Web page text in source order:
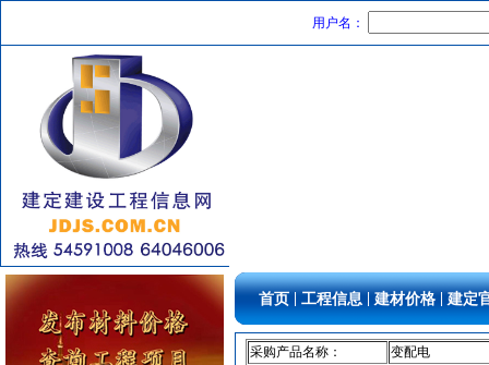
用户名：
照明灯具 [采购中]
变频给水设备 [采购中]
消火栓系统
[采购中]
油漆涂料 [采购中]
低压电器 [采购中]
[采购中]
给排水阀门 [采购中]
油漆涂料
[采购中]
强弱电设施 [采购中]
变配电 [采购中]
镀锌钢管
[采购中]
首页 工程信息 建材价格 建定
采购产品名称：
变配电